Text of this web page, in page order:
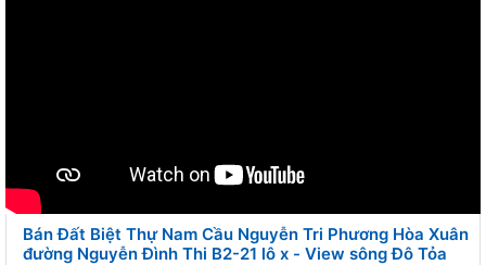
Bán Đất Biệt Thự Nam Cầu Nguyễn Tri Phương Hòa Xuân
đường Nguyễn Đình Thi B2-21 lô x - View sông Đô Tỏa